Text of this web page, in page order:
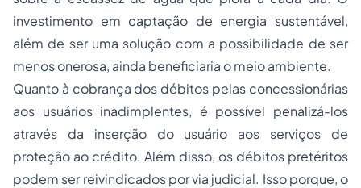
investimento em captação de energia sustentável,
além de ser uma solução com a possibilidade de ser
menos onerosa, ainda beneficiaria o meio ambiente.
Quanto à cobrança dos débitos pelas concessionárias
aos usuários inadimplentes, é possível penalizá-los
através da inserção do usuário aos serviços de
proteção ao crédito. Além disso, os débitos pretéritos
podem ser reivindicados por via judicial. Isso porque, o